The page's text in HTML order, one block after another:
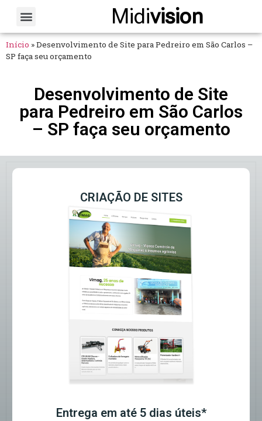
Midivision
Início »Desenvolvimento de Site para Pedreiro em São Carlos –
SP faça seu orçamento
Desenvolvimento de Site
para Pedreiro em São Carlos
– SP faça seu orçamento
CRIAÇÃO DE SITES
Entrega em até 5 dias úteis*